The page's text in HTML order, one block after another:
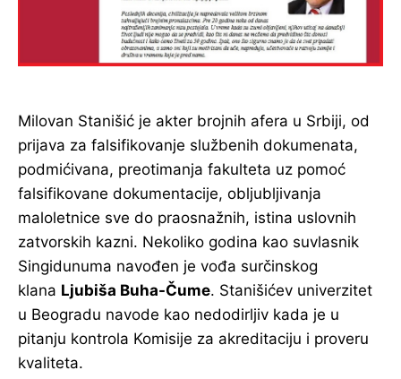
Milovan Stanišić je akter brojnih afera u Srbiji, od
prijava za falsifikovanje službenih dokumenata,
podmićivana, preotimanja fakulteta uz pomoć
falsifikovane dokumentacije, obljubljivanja
maloletnice sve do praosnažnih, istina uslovnih
zatvorskih kazni. Nekoliko godina kao suvlasnik
Singidunuma navođen je vođa surčinskog
klana Ljubiša Buha-Čume. Stanišićev univerzitet
u Beogradu navode kao nedodirljiv kada je u
pitanju kontrola Komisije za akreditaciju i proveru
kvaliteta.